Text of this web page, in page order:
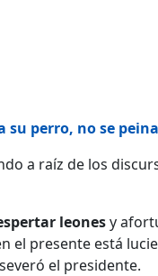
su perro, no se
a raíz de los
leonesy
el presente está
el presidente.